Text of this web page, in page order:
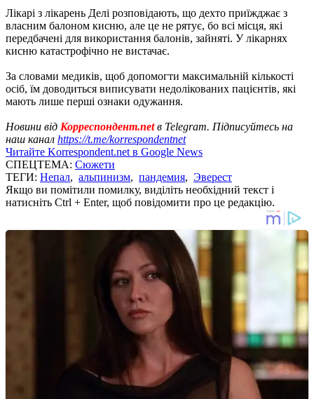
Лікарі з лікарень Делі розповідають, що дехто приїжджає з
власним балоном кисню, але це не рятує, бо всі місця, які
передбачені для використання балонів, зайняті. У лікарнях
кисню катастрофічно не вистачає.
За словами медиків, щоб допомогти максимальній кількості
осіб, їм доводиться виписувати недолікованих пацієнтів, які
мають лише перші ознаки одужання.
Новини від Корреспондент.netв Telegram. Підписуйтесь на
наш канал https://t.me/korrespondentnet
Читайте Korrespondent.net в Google News
СПЕЦТЕМА: Сюжети
ТЕГИ: Непал, альпинизм, пандемия, Эверест
Якщо ви помітили помилку, виділіть необхідний текст і
натисніть Ctrl + Enter, щоб повідомити про це редакцію.